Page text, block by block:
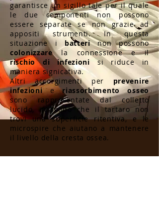
garantisce un sigillo tale per il quale
le due componenti non possono
essere separate se non grazie ad
appositi strumenti. In questa
situazione i batterinon possono
colonizzarela connessione e il
rischio di infezioni si riduce in
maniera signicativa.
Altri accorgimenti per prevenire
infezionieriassorbimento osseo
sono rappresentate dal colletto
lucido, in modo che il tartaro non
trovi una superficie ritentiva, e le
microspire che aiutano a mantenere
il livello della cresta ossea.